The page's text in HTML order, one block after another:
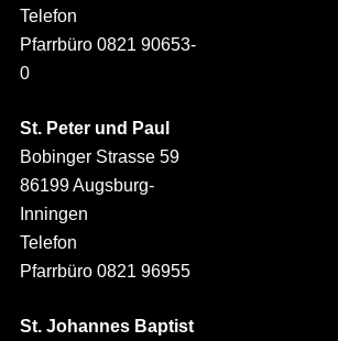
Telefon
Pfarrbüro 0821 90653-
0
St. Peter und Paul
Bobinger Strasse 59
86199 Augsburg-
Inningen
Telefon
Pfarrbüro 0821 96955
St. Johannes Baptist